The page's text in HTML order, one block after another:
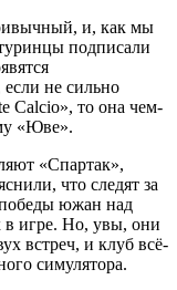
и, как мы
подписали
не сильно
Calcio», то она чем-
«Юве».
«Спартак»,
что следят за
южан над
игре. Но, увы, они
встреч, и клуб всё-
симулятора.